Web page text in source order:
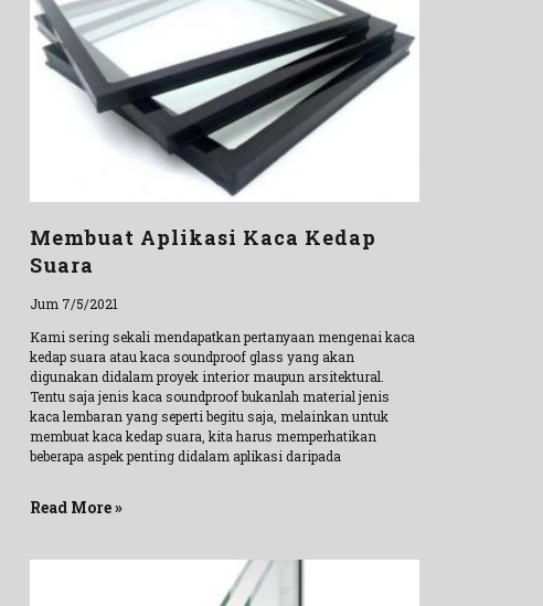
Membuat Aplikasi Kaca Kedap
Suara
Jum 7/5/2021
Kami sering sekali mendapatkan pertanyaan mengenai kaca
kedap suara atau kaca soundproof glass yang akan
digunakan didalam proyek interior maupun arsitektural.
Tentu saja jenis kaca soundproof bukanlah material jenis
kaca lembaran yang seperti begitu saja, melainkan untuk
membuat kaca kedap suara, kita harus memperhatikan
beberapa aspek penting didalam aplikasi daripada
Read More »